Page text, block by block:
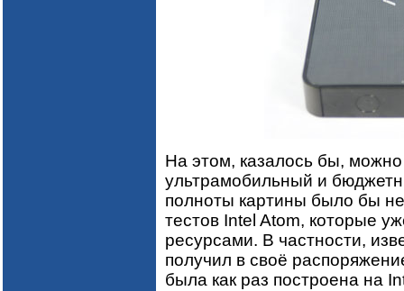
На этом, казалось бы,
ультрамобильный и
полноты картины было бы
тестов Intel Atom, которые
ресурсами. В частности,
получил в своё
была как раз построена на